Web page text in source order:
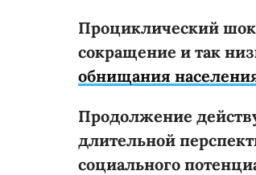
Проциклический
сокращение и так
обнищания
Продолжение
длительной
социального